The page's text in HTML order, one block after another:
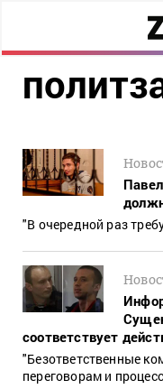
"В очередной раз
соответствует
"Безответственные
переговорам и